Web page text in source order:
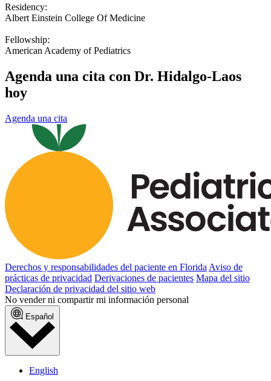
Residency:
Albert Einstein College Of Medicine
Fellowship:
American Academy of Pediatrics
Agenda una cita con Dr. Hidalgo-Laos
hoy
Agenda una cita
Derechos y responsabilidades del paciente en Florida Aviso de
prácticas de privacidad Derivaciones de pacientes Mapa del sitio
Declaración de privacidad del sitio web
No vender ni compartir mi información personal
Español
English